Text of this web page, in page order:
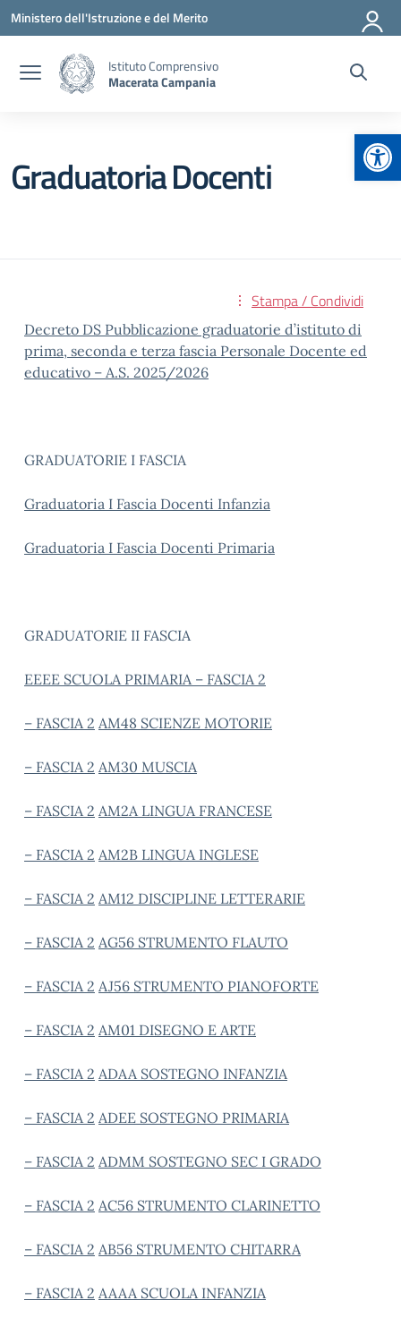
Vai ai contenuti
Vai al menu di navigazione
Vai al footer
Ministero dell'Istruzione e del Merito
Istituto Comprensivo
Macerata Campania
Graduatoria Docenti
Stampa / Condividi
Decreto DS Pubblicazione graduatorie d’istituto di
prima, seconda e terza fascia Personale Docente ed
educativo – A.S. 2025/2026
GRADUATORIE I FASCIA
Graduatoria I Fascia Docenti Infanzia
Graduatoria I Fascia Docenti Primaria
GRADUATORIE II FASCIA
EEEE SCUOLA PRIMARIA – FASCIA 2
– FASCIA 2 AM48 SCIENZE MOTORIE
– FASCIA 2 AM30 MUSCIA
– FASCIA 2 AM2A LINGUA FRANCESE
– FASCIA 2 AM2B LINGUA INGLESE
– FASCIA 2 AM12 DISCIPLINE LETTERARIE
– FASCIA 2 AG56 STRUMENTO FLAUTO
– FASCIA 2 AJ56 STRUMENTO PIANOFORTE
– FASCIA 2 AM01 DISEGNO E ARTE
– FASCIA 2 ADAA SOSTEGNO INFANZIA
– FASCIA 2 ADEE SOSTEGNO PRIMARIA
– FASCIA 2 ADMM SOSTEGNO SEC I GRADO
– FASCIA 2 AC56 STRUMENTO CLARINETTO
– FASCIA 2 AB56 STRUMENTO CHITARRA
– FASCIA 2 AAAA SCUOLA INFANZIA